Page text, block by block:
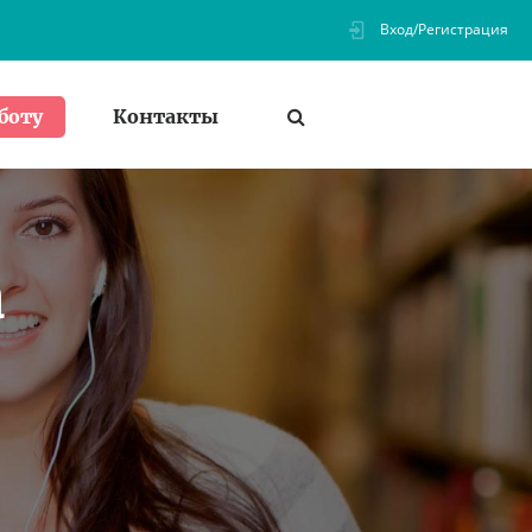
Вход/Регистрация
Контакты